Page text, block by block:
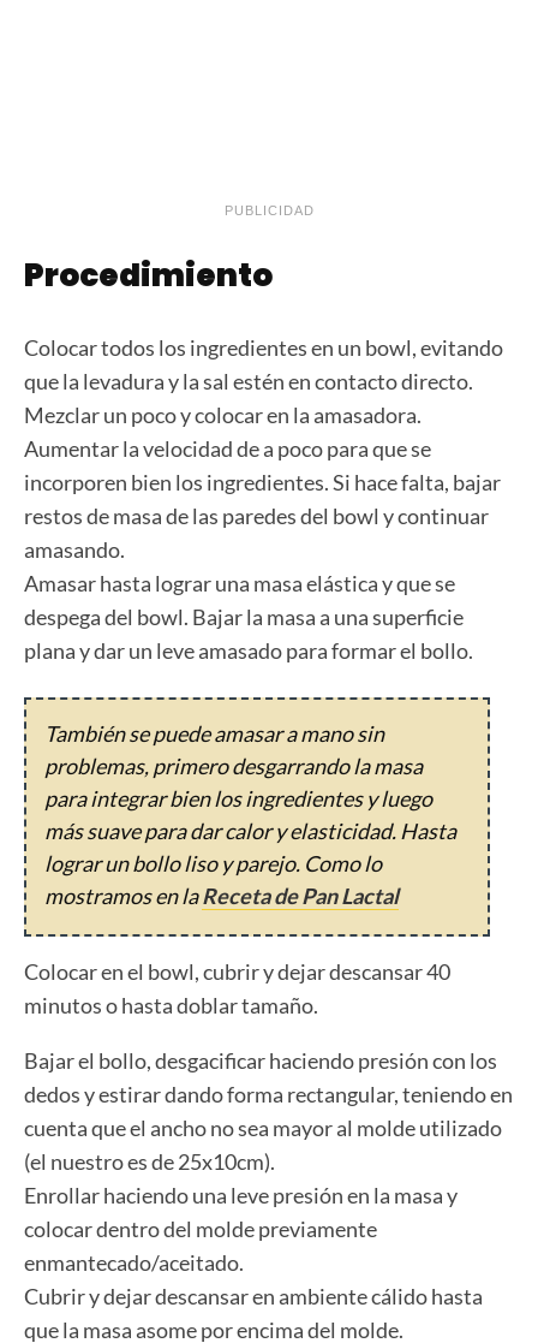
PUBLICIDAD
Procedimiento
Colocar todos los ingredientes en un bowl, evitando
que la levadura y la sal estén en contacto directo.
Mezclar un poco y colocar en la amasadora.
Aumentar la velocidad de a poco para que se
incorporen bien los ingredientes. Si hace falta, bajar
restos de masa de las paredes del bowl y continuar
amasando.
Amasar hasta lograr una masa elástica y que se
despega del bowl. Bajar la masa a una superficie
plana y dar un leve amasado para formar el bollo.
También se puede amasar a mano sin
problemas, primero desgarrando la masa
para integrar bien los ingredientes y luego
más suave para dar calor y elasticidad. Hasta
lograr un bollo liso y parejo. Como lo
mostramos en laReceta de Pan Lactal
Colocar en el bowl, cubrir y dejar descansar 40
minutos o hasta doblar tamaño.
Bajar el bollo, desgacificar haciendo presión con los
dedos y estirar dando forma rectangular, teniendo en
cuenta que el ancho no sea mayor al molde utilizado
(el nuestro es de 25x10cm).
Enrollar haciendo una leve presión en la masa y
colocar dentro del molde previamente
enmantecado/aceitado.
Cubrir y dejar descansar en ambiente cálido hasta
que la masa asome por encima del molde.